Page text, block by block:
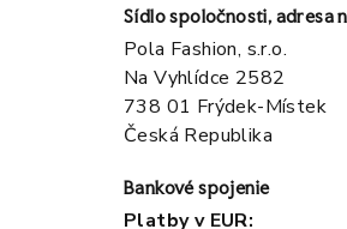
Sídlo spoločnosti, adresa
Pola Fashion, s.r.o.
Na Vyhlídce 2582
738 01 Frýdek-Místek
Česká Republika
Bankové spojenie
Platby v EUR: